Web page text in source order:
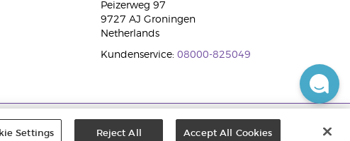
Peizerweg 97
9727 AJ Groningen
Netherlands
Kundenservice: 08000-825049
Settings Reject All Accept All Cookies